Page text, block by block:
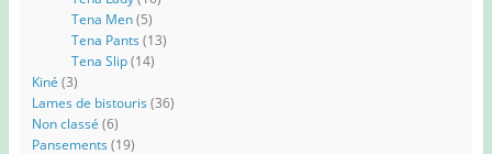
Tena Men (5)
Tena Pants (13)
Tena Slip (14)
Kiné (3)
Lames de bistouris (36)
Non classé (6)
Pansements (19)